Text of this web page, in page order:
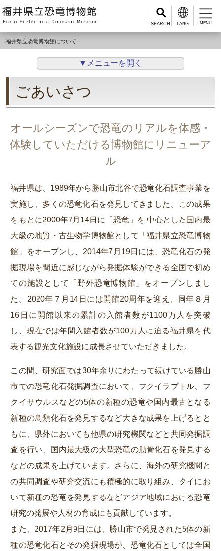
MENU
福井県立恐竜博物館について
▼メニューを開く
ごあいさつ
オールシーズンで恐竜のリアルを体感・
体験していただける博物館にリニューア
ル
福井県は、1989年から勝山市北谷で恐竜化石調査事業を
実施し、多くの恐竜化石を発見してきました。この成果
をもとに2000年7月14日に「恐竜」を 中心とした国内最
大級の地質・古生物学博物館として「福井県立恐竜博物
館」をオープンし、2014年7月19日には、恐竜化石の発
掘現場を間近に感じながら発掘体験ができる全国で初め
ての施設として「野外恐竜博物館」をオープンしまし
た。2020年７月14日には開館20周年を迎え、同年８月
16日に開館以来の累計の入館者数が1100万人を突破
し、現在では年間入館者数が100万人に迫る福井県を代
表する観光文化施設に成長させていただきました。
この間、研究面では30年余りにわたって続けている勝山
市での恐竜化石発掘調査において、フクイラプトル、フ
クイサウルスなどの5体の新種の恐竜や国内最古となる
新種の鳥類化石を発見するなど大きな成果を上げるとと
もに、県外においても他県の研究機関などと共同発掘調
査を行い、国内最大級の大型恐竜の肋骨化石を発見する
などの成果を上げています。さらに、海外の研究機関と
の共同調査や研究交流にも積極的に取り組み、タイにお
いて新種の恐竜を発見するなどアジア地域における恐竜
研究の発展や人材の育成にも貢献しています。
また、2017年2月9日には、勝山市で発見された5体の新
種の恐竜化石とその発掘現場が、恐竜化石としては全国